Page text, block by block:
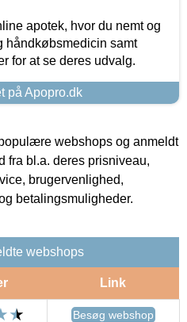
apotek, hvor du nemt og
håndkøbsmedicin samt
for at se deres udvalg.
på Apopro.dk
webshops og anmeldt
fra bl.a. deres prisniveau,
brugervenlighed,
betalingsmuligheder.
webshops
Link
Besøg webshop